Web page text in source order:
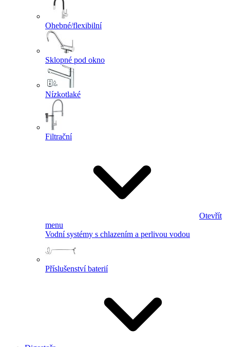
Ohebné/flexibilní
Sklopné pod okno
Nízkotlaké
Filtrační
Otevřít
menu
Vodní systémy s chlazením a perlivou vodou
Příslušenství baterií